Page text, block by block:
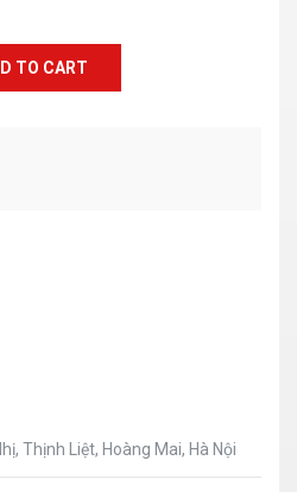
TO CART
Thịnh Liệt, Hoàng Mai, Hà Nội